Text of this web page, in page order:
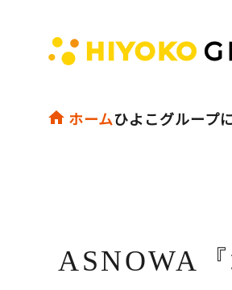
ホームひよこグループ
ASNOWA